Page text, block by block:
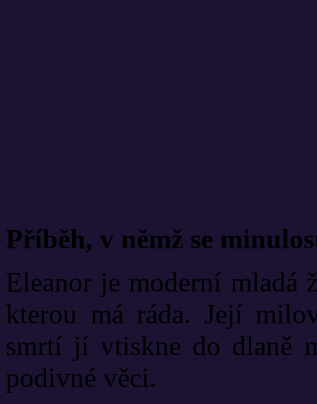
Příběh, v němž se
Eleanor je moderní mladá
kterou má ráda. Její
smrtí jí vtiskne do dlaně
podivné věci.